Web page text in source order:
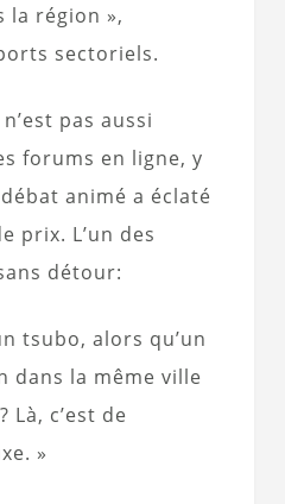
la région »,
sectoriels.
pas aussi
forums en ligne, y
animé a éclaté
prix. L’un des
détour:
tsubo, alors qu’un
dans la même ville
Là, c’est de
»